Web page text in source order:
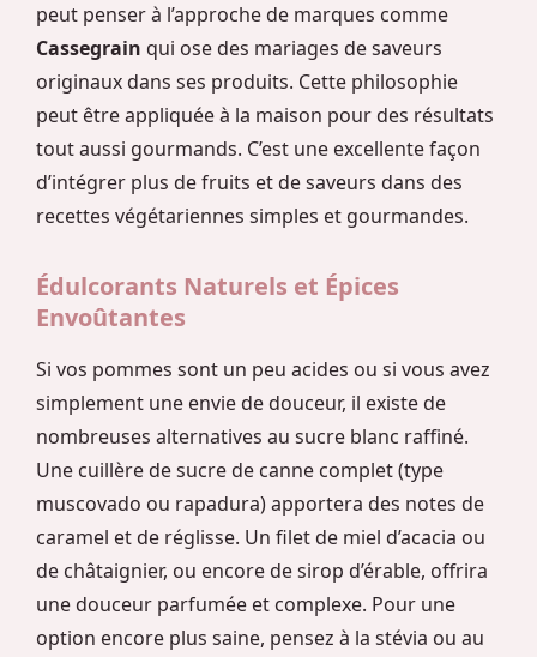
peut penser à l’approche de marques comme
Cassegrain qui ose des mariages de saveurs
originaux dans ses produits. Cette philosophie
peut être appliquée à la maison pour des résultats
tout aussi gourmands. C’est une excellente façon
d’intégrer plus de fruits et de saveurs dans des
recettes végétariennes simples et gourmandes.
Édulcorants Naturels et Épices
Envoûtantes
Si vos pommes sont un peu acides ou si vous avez
simplement une envie de douceur, il existe de
nombreuses alternatives au sucre blanc raffiné.
Une cuillère de sucre de canne complet (type
muscovado ou rapadura) apportera des notes de
caramel et de réglisse. Un filet de miel d’acacia ou
de châtaignier, ou encore de sirop d’érable, offrira
une douceur parfumée et complexe. Pour une
option encore plus saine, pensez à la stévia ou au